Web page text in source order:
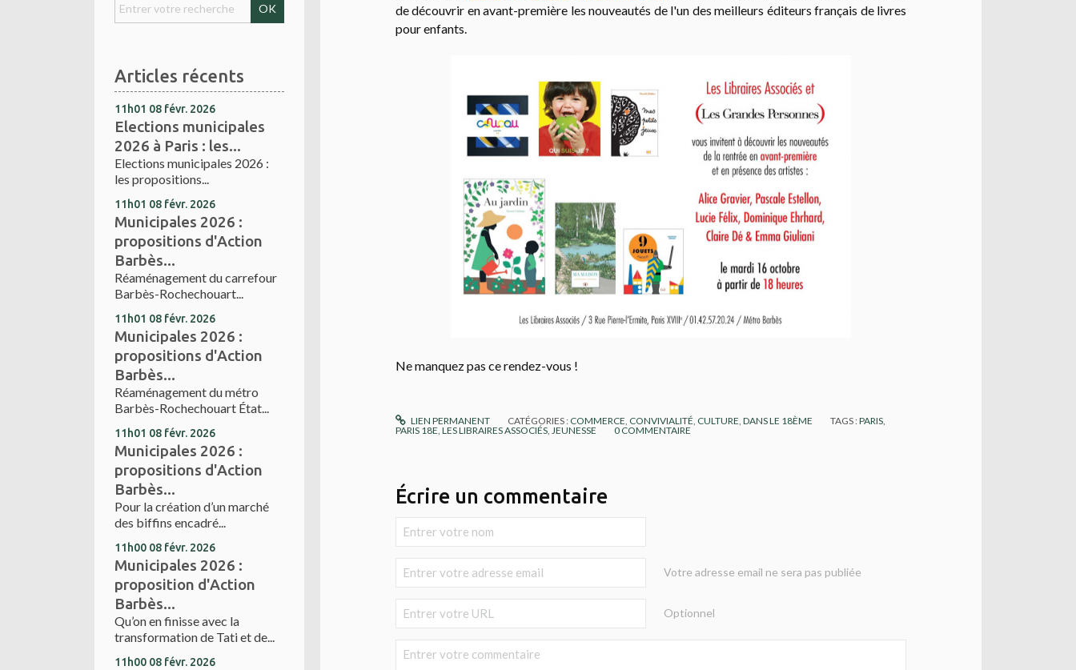
Articles récents
11h01 08 févr. 2026
Elections municipales
2026 à Paris : les...
Elections municipales 2026 :
les propositions...
11h01 08 févr. 2026
Municipales 2026 :
propositions d'Action
Barbès...
Réaménagement du carrefour
Barbès-Rochechouart...
11h01 08 févr. 2026
Municipales 2026 :
propositions d'Action
Barbès...
Réaménagement du métro
Barbès-Rochechouart État...
11h01 08 févr. 2026
Municipales 2026 :
propositions d'Action
Barbès...
Pour la création d’un marché
des biffins encadré...
11h00 08 févr. 2026
Municipales 2026 :
proposition d'Action
Barbès...
Qu’on en finisse avec la
transformation de Tati et de...
11h00 08 févr. 2026
de découvrir en avant-première les nouveautés de l'un des meilleurs éditeurs français de livres
pour enfants.
Ne manquez pas ce rendez-vous !
LIEN PERMANENT CATÉGORIES : COMMERCE CONVIVIALITÉ CULTURE ,DANS LE 18ÈME TAGS :PARIS
PARIS 18E LES LIBRAIRES ASSOCIÉS JEUNESSE 0 COMMENTAIRE
Écrire un commentaire
Votre adresse email ne sera pas publiée
Optionnel